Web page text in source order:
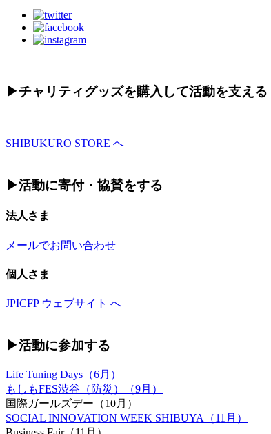
▶︎チャリティグッズを購入して活動を支える
SHIBUKURO STORE へ
▶︎活動に寄付・協賛をする
法人さま
メールでお問い合わせ
個人さま
JPICFP ウェブサイト へ
▶︎活動に参加する
Life Tuning Days（6月）
もしもFES渋谷（防災）（9月）
国際ガールズデー（10月）
SOCIAL INNOVATION WEEK SHIBUYA（11月）